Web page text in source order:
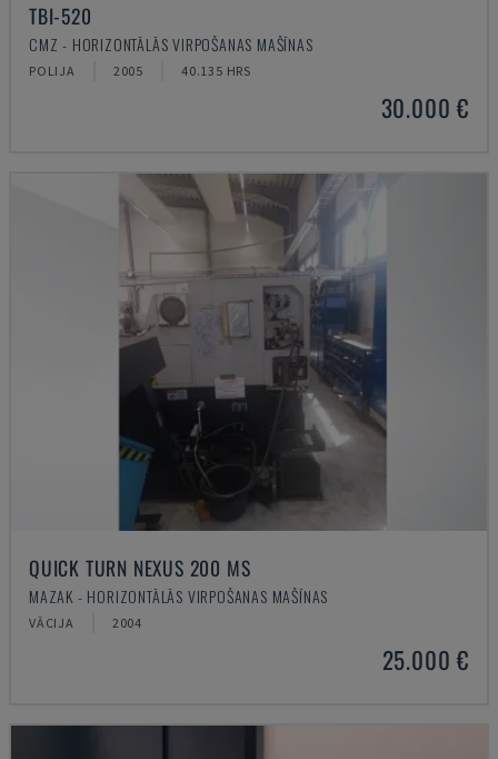
TBI-520
CMZ - HORIZONTĀLĀS VIRPOŠANAS MAŠĪNAS
POLIJA 2005 40.135 HRS
30.000 €
QUICK TURN NEXUS 200 MS
MAZAK - HORIZONTĀLĀS VIRPOŠANAS MAŠĪNAS
VĀCIJA 2004
25.000 €